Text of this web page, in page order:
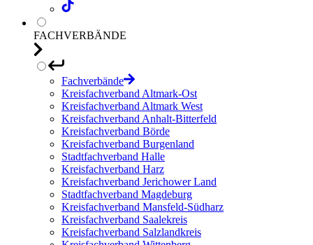
FACHVERBÄNDE
Fachverbände
Kreisfachverband Altmark-Ost
Kreisfachverband Altmark West
Kreisfachverband Anhalt-Bitterfeld
Kreisfachverband Börde
Kreisfachverband Burgenland
Stadtfachverband Halle
Kreisfachverband Harz
Kreisfachverband Jerichower Land
Stadtfachverband Magdeburg
Kreisfachverband Mansfeld-Südharz
Kreisfachverband Saalekreis
Kreisfachverband Salzlandkreis